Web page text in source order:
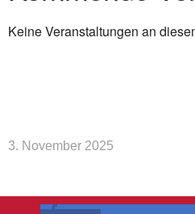
Keine Veranstaltungen an
3. November 2025